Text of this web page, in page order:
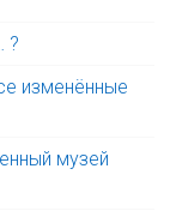
?
изменённые
музей